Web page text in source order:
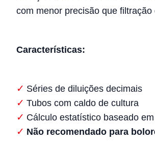
com menor precisão que filtração
Características:
Séries de diluições decimais
Tubos com caldo de cultura
Cálculo estatístico baseado
Não recomendado para